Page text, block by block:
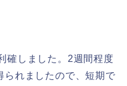
確しました。2週間程度
られましたので、短期で